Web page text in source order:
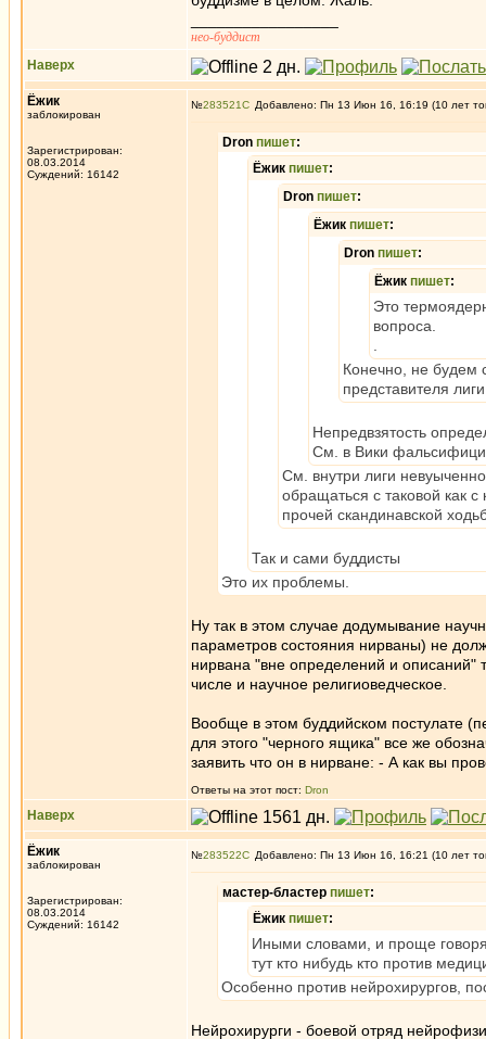
нео-буддист
Наверх
Ёжик
заблокирован
Зарегистрирован:
08.03.2014
Суждений: 16142
№283521 Добавлено: Пн 13 Июн 16, 16:19 (10 лет
Dron пишет:
Ёжик пишет:
Dron пишет:
Ёжик пишет:
Dron пишет:
Ёжик пишет:
Это
вопроса.
Конечно, не будем
представителя
Непредвзятость
См. в Вики
См. внутри лиги
обращаться с таковой как
прочей скандинавской
Так и сами буддисты
Это их проблемы.
Ну так в этом случае додумывание
параметров состояния нирваны) не
нирвана "вне определений и
числе и научное религиоведческое.
Вообще в этом буддийском постулате
для этого "черного ящика" все же
заявить что он в нирване: - А как вы
Ответы на этот пост: Dron
Наверх
Ёжик
заблокирован
Зарегистрирован:
08.03.2014
Суждений: 16142
№283522 Добавлено: Пн 13 Июн 16, 16:21 (10 лет
мастер-бластер пишет:
Ёжик пишет:
Иными словами, и проще
тут кто нибудь кто против
Особенно против нейрохирургов,
Нейрохирурги - боевой отряд